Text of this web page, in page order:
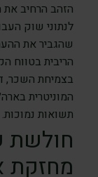
הזהב הרחיב
לנתוני שוק
שהגביר את
הריבית בטווח
בצמיחת השכר,
המוניטרית
תשואות נמוכות.
חולשת
מחזקת